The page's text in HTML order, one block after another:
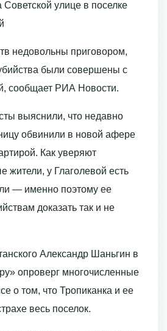
улице в поселке
недовольны приговором,
были совершены с
сообщает РИА Новости.
выяснили, что недавно
обвинили в новой афере
Как уверяют
жители, у Глаголевой есть
— именно поэтому ее
доказать так и не
Александр Шаньгин в
опроверг многочисленные
о том, что Тропиканка и ее
весь поселок.